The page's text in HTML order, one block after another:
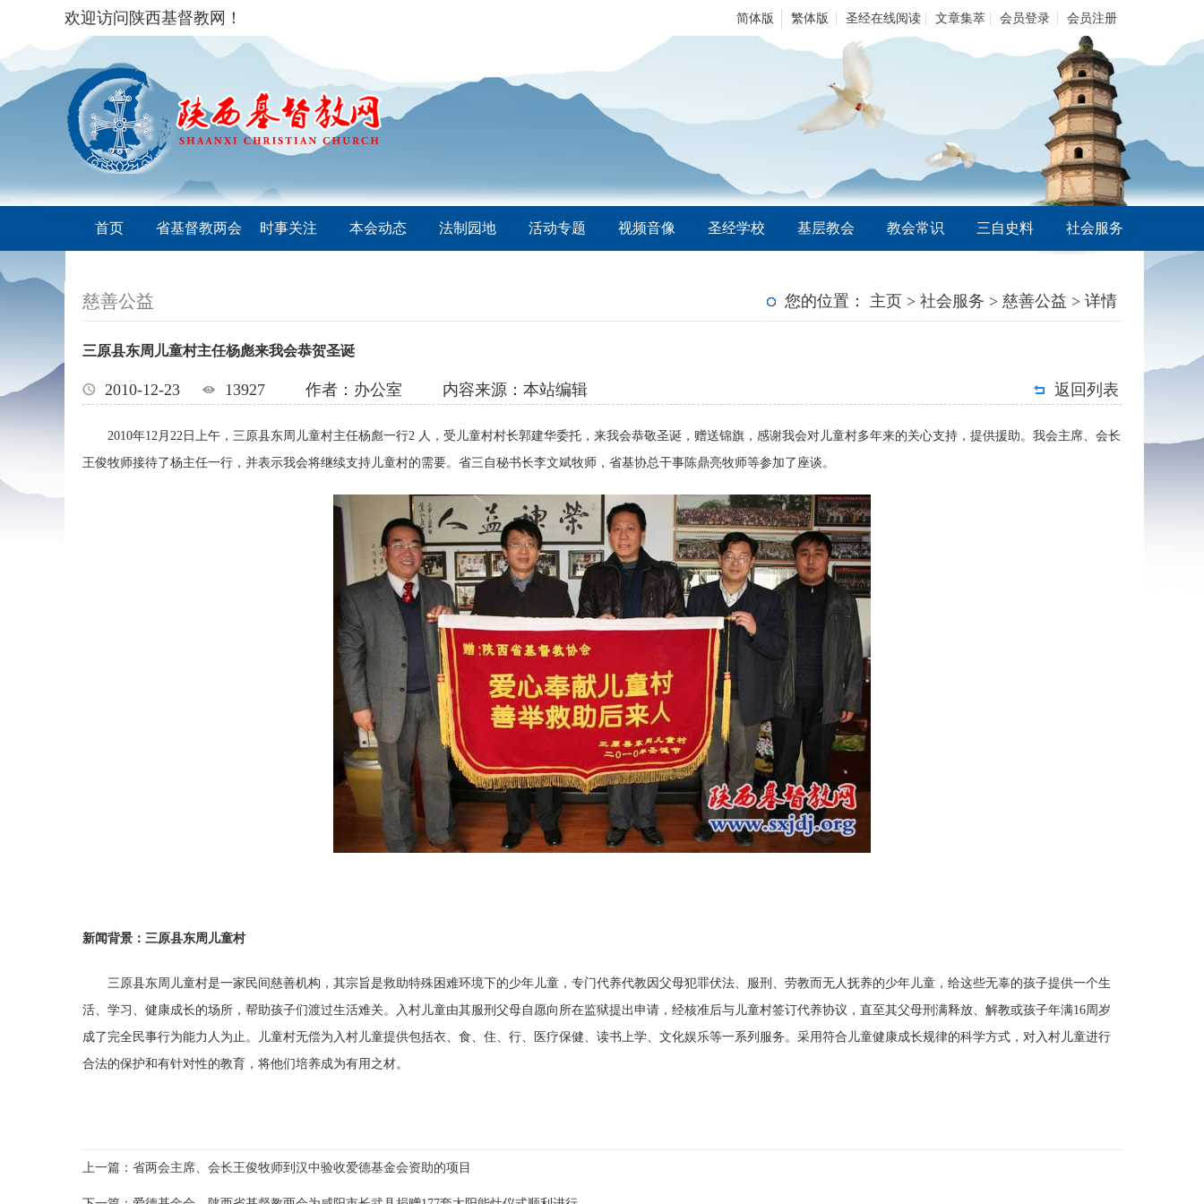
欢迎访问陕西基督教网！ 简体版 繁体版 圣经在线阅读 文章集萃 会员登录 会员注册
首页 省基督教两会 时事关注 本会动态 法制园地 活动专题 视频音像 圣经学校 基层教会 教会常识 三自史料 社会服务
慈善公益 您的位置： 主页 > 社会服务 > 慈善公益 > 详情
三原县东周儿童村主任杨彪来我会恭贺圣诞
2010-12-23 13927 作者：办公室 内容来源：本站编辑 返回列表
2010年12月22日上午，三原县东周儿童村主任杨彪一行2 人，受儿童村村长郭建华委托，来我会恭敬圣诞，赠送锦旗，感谢我会对儿童村多年来的关心支持，提供援助。我会主席、会长
王俊牧师接待了杨主任一行，并表示我会将继续支持儿童村的需要。省三自秘书长李文斌牧师，省基协总干事陈鼎亮牧师等参加了座谈。
新闻背景：三原县东周儿童村
三原县东周儿童村是一家民间慈善机构，其宗旨是救助特殊困难环境下的少年儿童，专门代养代教因父母犯罪伏法、服刑、劳教而无人抚养的少年儿童，给这些无辜的孩子提供一个生
活、学习、健康成长的场所，帮助孩子们渡过生活难关。入村儿童由其服刑父母自愿向所在监狱提出申请，经核准后与儿童村签订代养协议，直至其父母刑满释放、解教或孩子年满16周岁
成了完全民事行为能力人为止。儿童村无偿为入村儿童提供包括衣、食、住、行、医疗保健、读书上学、文化娱乐等一系列服务。采用符合儿童健康成长规律的科学方式，对入村儿童进行
合法的保护和有针对性的教育，将他们培养成为有用之材。
上一篇：省两会主席、会长王俊牧师到汉中验收爱德基金会资助的项目